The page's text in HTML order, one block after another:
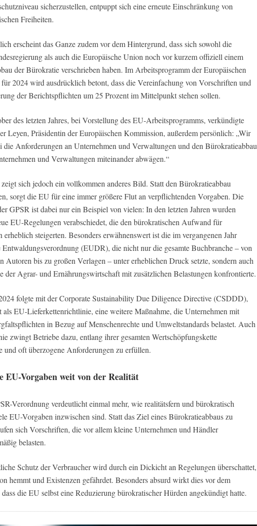
sicherzustellen, entpuppt sich eine erneute Einschränkung von
Freiheiten.
erscheint das Ganze zudem vor dem Hintergrund, dass sich sowohl die
als auch die Europäische Union noch vor kurzem offiziell einem
der Bürokratie verschrieben haben. Im Arbeitsprogramm der Europäischen
2024 wird ausdrücklich betont, dass die Vereinfachung von Vorschriften und
der Berichtspflichten um 25 Prozent im Mittelpunkt stehen sollen.
des letzten Jahres, bei Vorstellung des EU-Arbeitsprogramms, verkündigte
Leyen, Präsidentin der Europäischen Kommission, außerdem persönlich: „Wir
die Anforderungen an Unternehmen und Verwaltungen und den Bürokratieabbau
und Verwaltungen miteinander abwägen.“
sich jedoch ein vollkommen anderes Bild. Statt den Bürokratieabbau
sorgt die EU für eine immer größere Flut an verpflichtenden Vorgaben. Die
GPSR ist dabei nur ein Beispiel von vielen: In den letzten Jahren wurden
EU-Regelungen verabschiedet, die den bürokratischen Aufwand für
erheblich steigerten. Besonders erwähnenswert ist die im vergangenen Jahr
Entwaldungsverordnung (EUDR), die nicht nur die gesamte Buchbranche – von
Autoren bis zu großen Verlagen – unter erheblichen Druck setzte, sondern auch
der Agrar- und Ernährungswirtschaft mit zusätzlichen Belastungen konfrontierte.
folgte mit der Corporate Sustainability Due Diligence Directive (CSDDD),
als EU-Lieferkettenrichtlinie, eine weitere Maßnahme, die Unternehmen mit
in Bezug auf Menschenrechte und Umweltstandards belastet. Auch
zwingt Betriebe dazu, entlang ihrer gesamten Wertschöpfungskette
und oft überzogene Anforderungen zu erfüllen.
EU-Vorgaben weit von der Realität
Verordnung verdeutlicht einmal mehr, wie realitätsfern und bürokratisch
EU-Vorgaben inzwischen sind. Statt das Ziel eines Bürokratieabbaus zu
sich Vorschriften, die vor allem kleine Unternehmen und Händler
belasten.
Schutz der Verbraucher wird durch ein Dickicht an Regelungen überschattet,
hemmt und Existenzen gefährdet. Besonders absurd wirkt dies vor dem
die EU selbst eine Reduzierung bürokratischer Hürden angekündigt hatte.